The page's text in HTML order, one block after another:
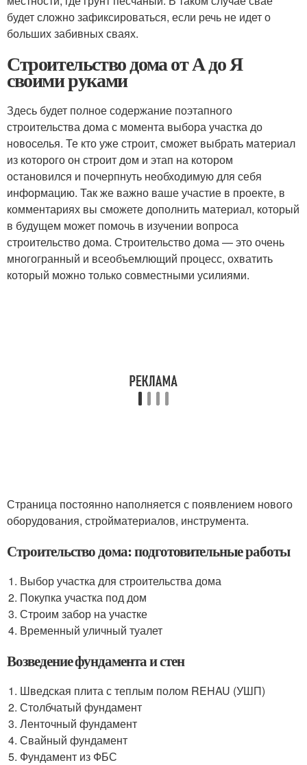
будет сложно зафиксироваться, если речь не идет о
больших забивных сваях.
Строительство дома от А до Я
своими руками
Здесь будет полное содержание поэтапного
строительства дома с момента выбора участка до
новоселья. Те кто уже строит, сможет выбрать материал
из которого он строит дом и этап на котором
остановился и почерпнуть необходимую для себя
информацию. Так же важно ваше участие в проекте, в
комментариях вы сможете дополнить материал, который
в будущем может помочь в изучении вопроса
строительство дома. Строительство дома — это очень
многогранный и всеобъемлющий процесс, охватить
который можно только совместными усилиями.
Страница постоянно наполняется с появлением нового
оборудования, стройматериалов, инструмента.
Строительство дома: подготовительные работы
Выбор участка для строительства дома
Покупка участка под дом
Строим забор на участке
Временный уличный туалет
Возведение фундамента и стен
Шведская плита с теплым полом REHAU (УШП)
Столбчатый фундамент
Ленточный фундамент
Свайный фундамент
Фундамент из ФБС